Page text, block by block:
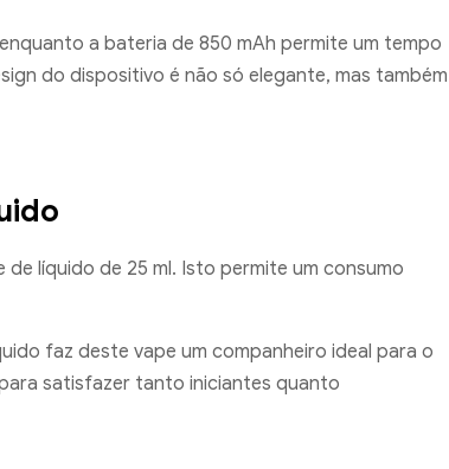
a bateria de 850 mAh permite um tempo
do dispositivo é não só elegante, mas também
líquido de 25 ml. Isto permite um consumo
faz deste vape um companheiro ideal para o
satisfazer tanto iniciantes quanto